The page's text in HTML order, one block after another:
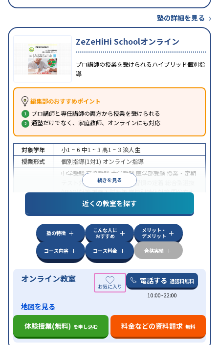
塾の詳細を見る
ZeZeHiHi Schoolオンライン
プロ講師の授業を受けられるハイブリッド個別指
導
編集部のおすすめポイント
プロ講師と専任講師の両方から授業を受けられる
通塾だけでなく、家庭教師、オンラインにも対応
続きを見る
対象学年 小1 ~ 6 中1 ~ 3 高1 ~ 3 浪人生
授業形式
個別指導(1対1) オンライン指導
中学受験高校受験大学受験 医学部受験 授業・定期
テスト対策
内申点対策 学習習慣の定着
(旧AO)対策推薦入試対策学校別特化対策国公立大
私大対策共通テスト対策
英語・英会話特化
特徴
中高一貫校生に対応授業の振替可能 不登校生に対
オンライン対応 1科目から受講可能季節講習の
みの受講可
自習室あり
近くの教室を探す
塾の特徴
こんな人に
おすすめ
メリット・
デメリット
コース内容
コース料金 合格実績
オンライン教室 電話する 通話料無料
10:00~22:00
地図を見る
体験授業(無料) を申し込む 料金などの資料請求 無料